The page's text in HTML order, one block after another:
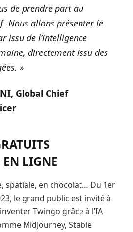
de prendre part au
Nous allons présenter le
issu de l’intelligence
directement issu des
»
Global Chief
LIGNE
spatiale, en chocolat… Du 1er
le grand public est invité à
Twingo grâce à l’IA
MidJourney, Stable